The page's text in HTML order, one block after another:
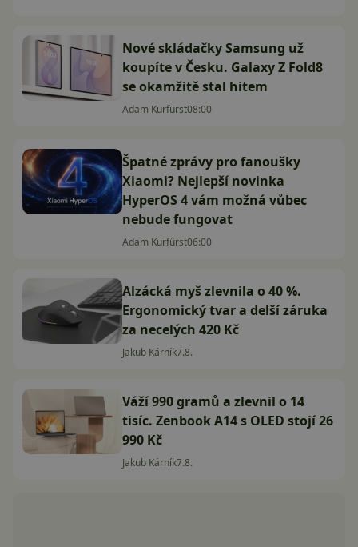
Nové skládačky Samsung už
koupíte v Česku. Galaxy Z Fold8
se okamžitě stal hitem
Adam Kurfürst08:00
Špatné zprávy pro fanoušky
Xiaomi? Nejlepší novinka
HyperOS 4 vám možná vůbec
nebude fungovat
Adam Kurfürst06:00
Alzácká myš zlevnila o 40 %.
Ergonomický tvar a delší záruka
za necelých 420 Kč
Jakub Kárník7.8.
Váží 990 gramů a zlevnil o 14
tisíc. Zenbook A14 s OLED stojí 26
990 Kč
Jakub Kárník7.8.